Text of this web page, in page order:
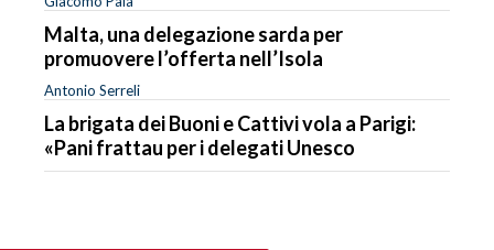
Malta, una delegazione sarda per
promuovere l’offerta nell’Isola
Antonio Serreli
La brigata dei Buoni e Cattivi vola a Parigi:
«Pani frattau per i delegati Unesco